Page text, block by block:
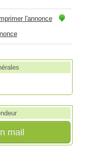
l'annonce
mail